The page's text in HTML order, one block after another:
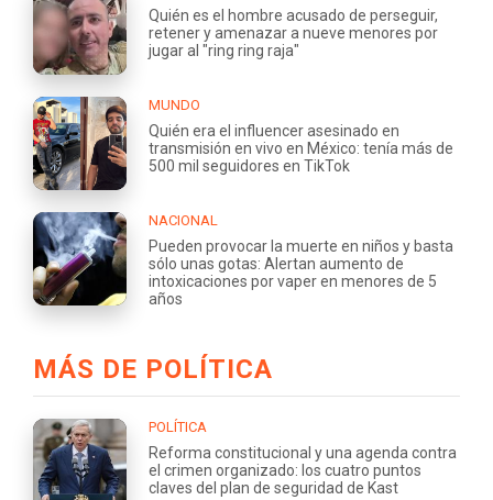
Quién es el hombre acusado de perseguir,
retener y amenazar a nueve menores por
jugar al "ring ring raja"
MUNDO
Quién era el influencer asesinado en
transmisión en vivo en México: tenía más de
500 mil seguidores en TikTok
NACIONAL
Pueden provocar la muerte en niños y basta
sólo unas gotas: Alertan aumento de
intoxicaciones por vaper en menores de 5
años
MÁS DE POLÍTICA
POLÍTICA
Reforma constitucional y una agenda contra
el crimen organizado: los cuatro puntos
claves del plan de seguridad de Kast